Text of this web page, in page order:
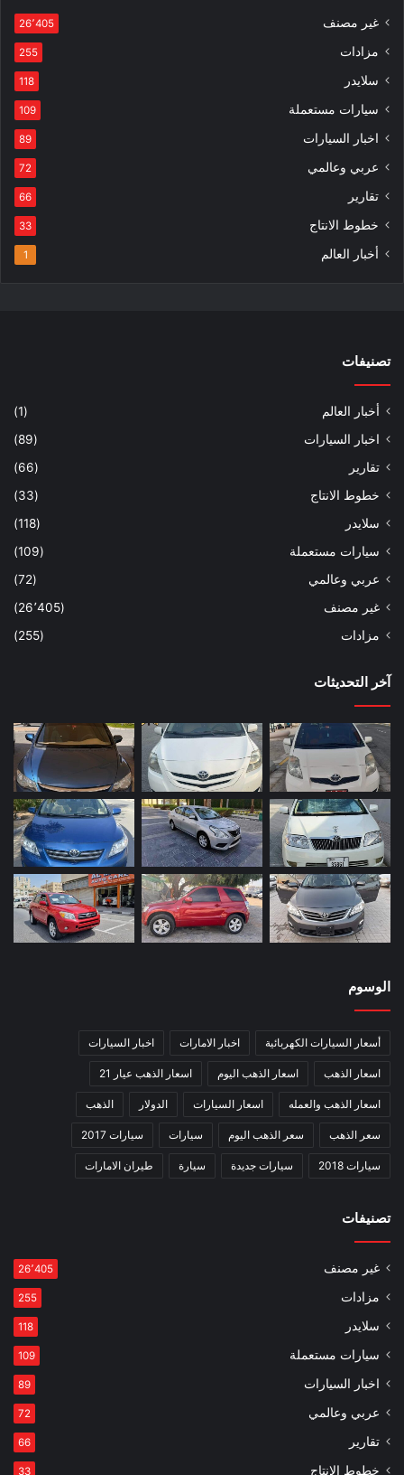
غير مصنف 26٬405
مزادات 255
سلايدر 118
سيارات مستعملة 109
اخبار السيارات 89
عربي وعالمي 72
تقارير 66
خطوط الانتاج 33
أخبار العالم 1
تصنيفات
أخبار العالم
(1)
اخبار السيارات
(89)
تقارير
(66)
خطوط الانتاج
(33)
سلايدر
(118)
سيارات مستعملة
(109)
عربي وعالمي
(72)
غير مصنف
(26٬405)
مزادات
(255)
آخر التحديثات
الوسوم
أسعار السيارات الكهربائية اخبار الامارات اخبار السيارات
اسعار الذهب اسعار الذهب اليوم اسعار الذهب عيار 21
اسعار الذهب والعمله اسعار السيارات الدولار الذهب
سعر الذهب سعر الذهب اليوم سيارات سيارات 2017
سيارات 2018 سيارات جديدة سيارة طيران الامارات
تصنيفات
غير مصنف 26٬405
مزادات 255
سلايدر 118
سيارات مستعملة 109
اخبار السيارات 89
عربي وعالمي 72
تقارير 66
خطوط الانتاج 33